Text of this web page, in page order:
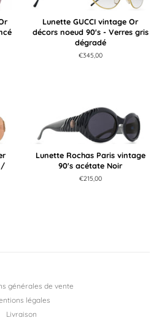
Lunette GUCCI vintage Or
décors noeud 90's - Verres gris
dégradé
Prix
€345,00
/
Lunette Rochas Paris vintage
90's acétate Noir
Prix
€215,00
générales de vente
légales
Livraison